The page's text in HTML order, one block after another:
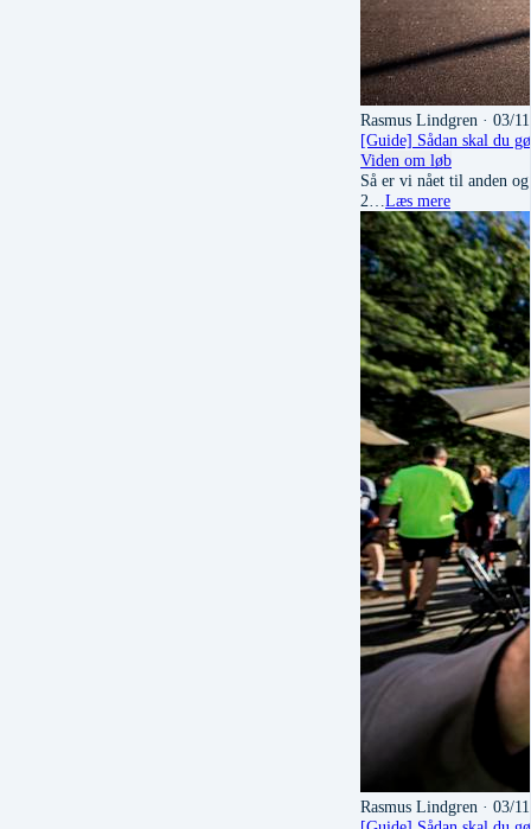
Rasmus Lindgren · 03/
[Guide] Sådan skal du
Viden om løb
Så er vi nået til anden
2… Læs mere
Rasmus Lindgren · 03/